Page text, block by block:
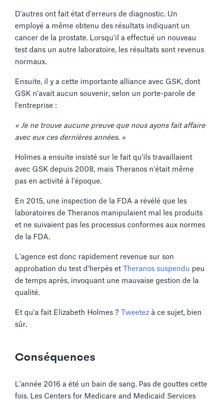
D'autres ont fait état d'erreurs de diagnostic. Un
employé a même obtenu des résultats indiquant un
cancer de la prostate. Lorsqu'il a effectué un nouveau
test dans un autre laboratoire, les résultats sont revenus
normaux.
Ensuite, il y a cette importante alliance avec GSK, dont
GSK n'avait aucun souvenir, selon un porte-parole de
l'entreprise :
« Je ne trouve aucune preuve que nous ayons fait affaire
avec eux ces dernières années. »
Holmes a ensuite insisté sur le fait qu'ils travaillaient
avec GSK depuis 2008, mais Theranos n'était même
pas en activité à l'époque.
En 2015, une inspection de la FDA a révélé que les
laboratoires de Theranos manipulaient mal les produits
et ne suivaient pas les processus conformes aux normes
de la FDA.
L'agence est donc rapidement revenue sur son
approbation du test d'herpès et Theranos suspendu peu
de temps après, invoquant une mauvaise gestion de la
qualité.
Et qu'a fait Elizabeth Holmes ? Tweetez à ce sujet, bien
sûr.
Conséquences
L'année 2016 a été un bain de sang. Pas de gouttes cette
fois. Les Centers for Medicare and Medicaid Services